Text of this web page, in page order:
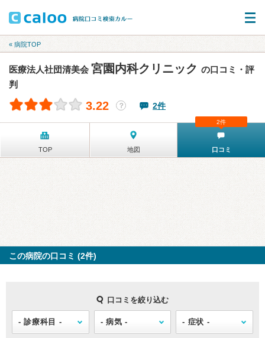
« 病院TOP
医療法人社団清美会 宮園内科クリニック の口コミ・評
判
3.22 ？ 2件
TOP 地図 口コミ
2件
この病院の口コミ (2件)
口コミを絞り込む